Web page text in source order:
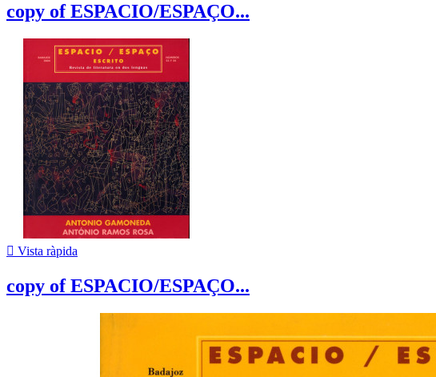
copy of ESPACIO/ESPAÇO...
 Vista ràpida
copy of ESPACIO/ESPAÇO...